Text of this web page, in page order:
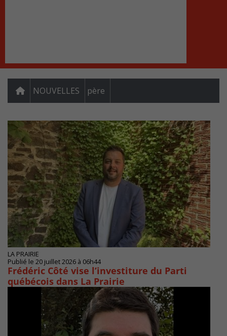
NOUVELLES père
LA PRAIRIE
Publié le 20 juillet 2026 à 06h44
Frédéric Côté vise l’investiture du Parti
québécois dans La Prairie